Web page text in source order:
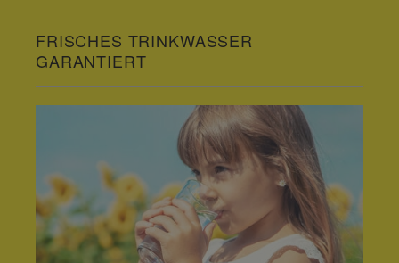
FRISCHES TRINKWASSER
GARANTIERT